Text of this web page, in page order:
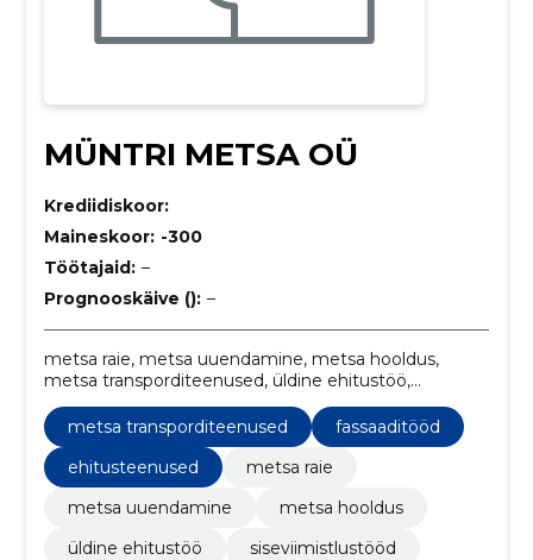
MÜNTRI METSA OÜ
Krediidiskoor:
Maineskoor: -300
Töötajaid: –
Prognooskäive (): –
metsa raie, metsa uuendamine, metsa hooldus,
metsa transporditeenused, üldine ehitustöö,
Siseviimistlustööd, fassaaditööd, katuste ehitus,
Põrandatööd, sanitaartehnilised tööd
metsa transporditeenused
fassaaditööd
ehitusteenused
metsa raie
metsa uuendamine
metsa hooldus
üldine ehitustöö
siseviimistlustööd